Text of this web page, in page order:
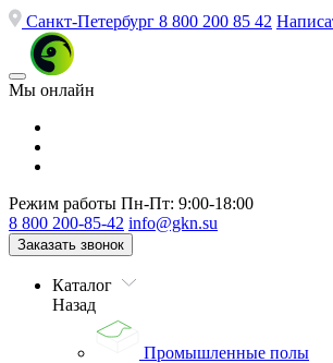
Санкт-Петербург 8 800 200 85 42
Мы онлайн
Режим работы Пн-Пт: 9:00-18:00
8 800 200-85-42 info@gkn.su
Заказать звонок
Каталог
Назад
Промышленные полы